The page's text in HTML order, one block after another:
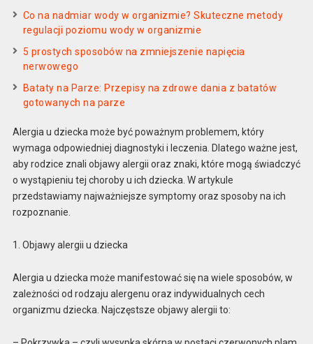
Co na nadmiar wody w organizmie? Skuteczne metody
regulacji poziomu wody w organizmie
5 prostych sposobów na zmniejszenie napięcia
nerwowego
Bataty na Parze: Przepisy na zdrowe dania z batatów
gotowanych na parze
Alergia u dziecka może być poważnym problemem, który
wymaga odpowiedniej diagnostyki i leczenia. Dlatego ważne jest,
aby rodzice znali objawy alergii oraz znaki, które mogą świadczyć
o wystąpieniu tej choroby u ich dziecka. W artykule
przedstawiamy najważniejsze symptomy oraz sposoby na ich
rozpoznanie.
1. Objawy alergii u dziecka
Alergia u dziecka może manifestować się na wiele sposobów, w
zależności od rodzaju alergenu oraz indywidualnych cech
organizmu dziecka. Najczęstsze objawy alergii to: